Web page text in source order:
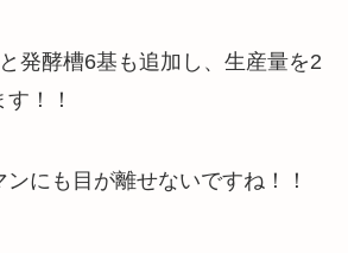
発酵槽6基も追加し、生産量を2
す ！！
にも目が離せないですね！！